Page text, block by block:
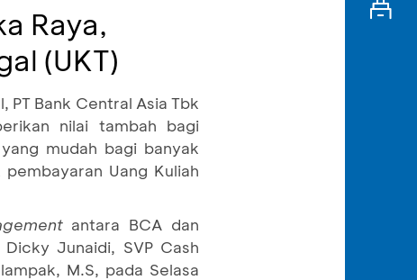
Raya,
(UKT)
PT Bank Central Asia Tbk
nilai tambah bagi
mudah bagi banyak
Uang Kuliah
antara BCA dan
Junaidi, SVP Cash
M.S, pada Selasa